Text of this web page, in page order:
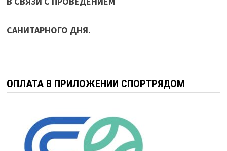
САНИТАРНОГО ДНЯ.
ОПЛАТА В ПРИЛОЖЕНИИ СПОРТРЯДОМ